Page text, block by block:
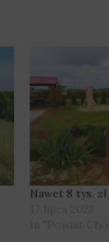
Nawet 8 tys.